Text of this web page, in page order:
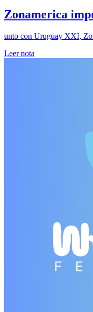
Zonamerica
unto con Uruguay XXI,
Leer nota